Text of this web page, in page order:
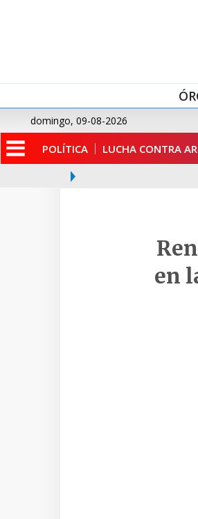
domingo, 09-08-2026
POLÍTICA LUCHA CONTRA
en